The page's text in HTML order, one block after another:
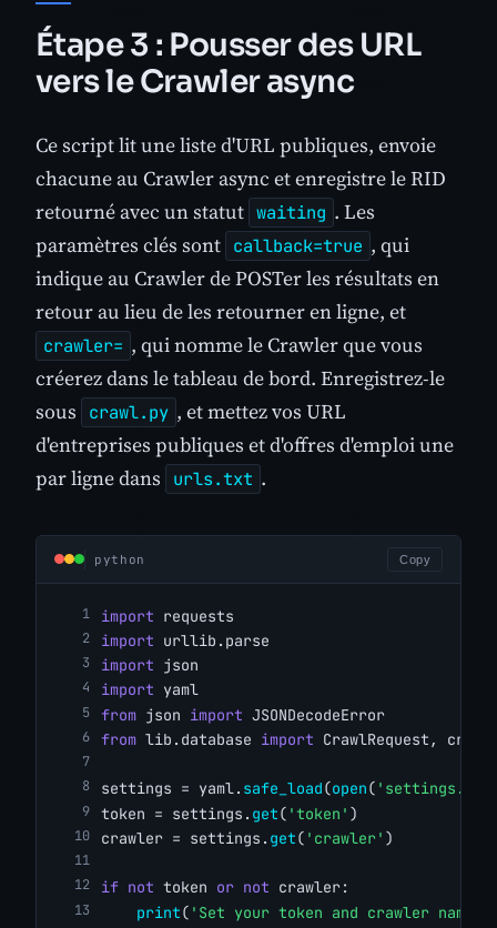
Étape 3 : Pousser des URL
vers le Crawler async
Ce script lit une liste d'URL publiques, envoie
chacune au Crawler async et enregistre le RID
retourné avec un statut waiting . Les
paramètres clés sont callback=true , qui
indique au Crawler de POSTer les résultats en
retour au lieu de les retourner en ligne, et
crawler= , qui nomme le Crawler que vous
créerez dans le tableau de bord. Enregistrez-le
sous
crawl.py , et mettez vos URL
d'entreprises publiques et d'offres d'emploi une
par ligne dans
urls.txt .
python Copy
import requests
import urllib.parse
import json
import yaml
from json import JSONDecodeError
from lib.database import CrawlRequest,
settings = yaml. safe_load(open(
token = settings. get( 'token' )
crawler = settings. get( 'crawler' )
if not token or not crawler:
print( 'Set your token and crawler name